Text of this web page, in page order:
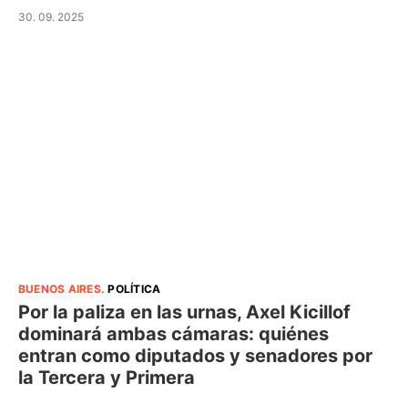
30. 09. 2025
BUENOS AIRES.POLÍTICA
Por la paliza en las urnas, Axel Kicillof
dominará ambas cámaras: quiénes
entran como diputados y senadores por
la Tercera y Primera